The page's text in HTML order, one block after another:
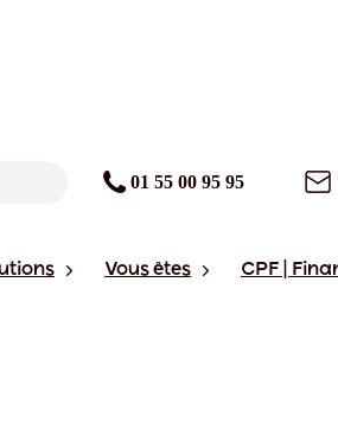
01 55 00 95 95
Vous êtes CPF |